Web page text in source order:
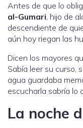
Antes de que lo
al-Gumari, hijo de
descendiente de
aún hoy riegan las
Dicen los mayores
Sabía leer su curso,
agua guardaba
escucharla sabría lo
La noche